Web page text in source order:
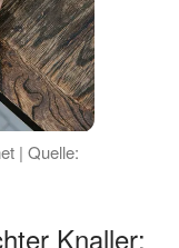
| Quelle:
Knaller: